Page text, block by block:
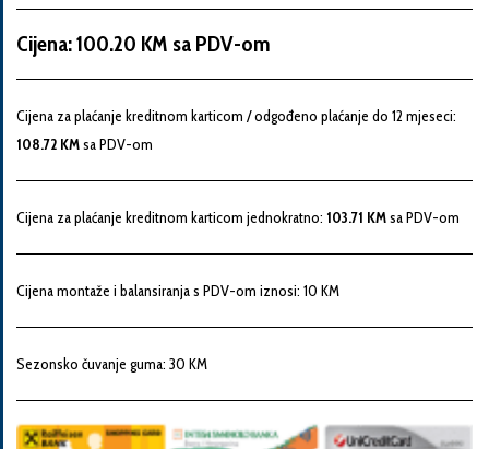
motora
proizvodnje
Vaša
Cijena: 100.20 KM sa PDV-om
Cijena za plaćanje kreditnom karticom / odgođeno plaćanje do 12 mjeseci:
108.72 KMsa PDV-om
Cijena za plaćanje kreditnom karticom jednokratno: 103.71 KMsa PDV-om
Cijena montaže i balansiranja s PDV-om iznosi: 10 KM
Sezonsko čuvanje guma: 30 KM